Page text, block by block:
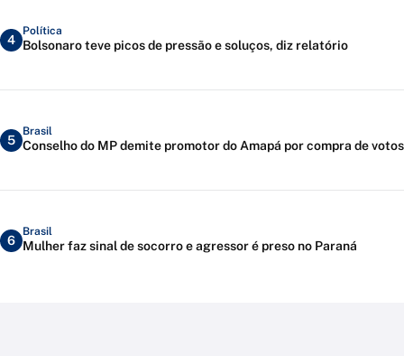
4
Política
Bolsonaro teve picos de pressão e soluços, diz relatório
5
Brasil
Conselho do MP demite promotor do Amapá por compra de votos
6
Brasil
Mulher faz sinal de socorro e agressor é preso no Paraná